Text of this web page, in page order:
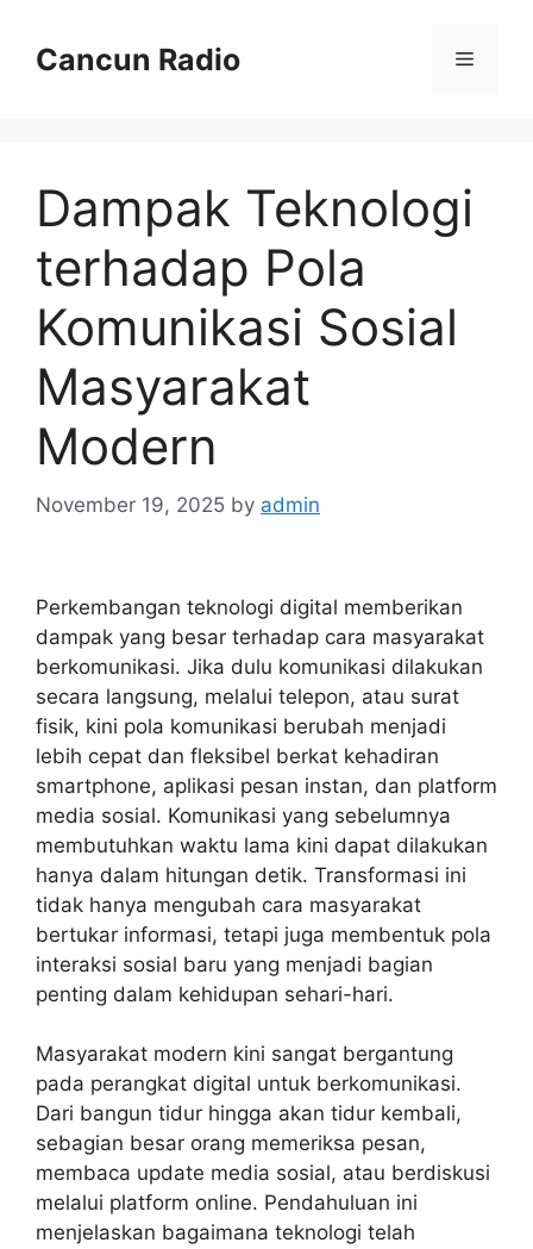
contentCancun Radio Menu
Dampak Teknologi
terhadap Pola
Komunikasi Sosial
Masyarakat
Modern
November 19, 2025 by admin
Perkembangan teknologi digital memberikan
dampak yang besar terhadap cara masyarakat
berkomunikasi. Jika dulu komunikasi dilakukan
secara langsung, melalui telepon, atau surat
fisik, kini pola komunikasi berubah menjadi
lebih cepat dan fleksibel berkat kehadiran
smartphone, aplikasi pesan instan, dan platform
media sosial. Komunikasi yang sebelumnya
membutuhkan waktu lama kini dapat dilakukan
hanya dalam hitungan detik. Transformasi ini
tidak hanya mengubah cara masyarakat
bertukar informasi, tetapi juga membentuk pola
interaksi sosial baru yang menjadi bagian
penting dalam kehidupan sehari-hari.
Masyarakat modern kini sangat bergantung
pada perangkat digital untuk berkomunikasi.
Dari bangun tidur hingga akan tidur kembali,
sebagian besar orang memeriksa pesan,
membaca update media sosial, atau berdiskusi
melalui platform online. Pendahuluan ini
menjelaskan bagaimana teknologi telah